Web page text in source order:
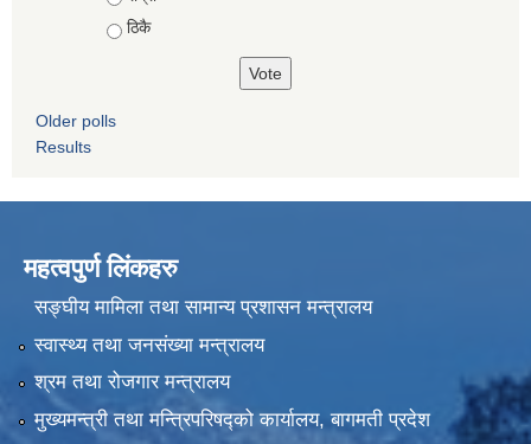
ठिकै
Older polls
Results
महत्वपुर्ण लिंकहरु
सङ्घीय मामिला तथा सामान्य प्रशासन मन्त्रालय
स्वास्थ्य तथा जनसंख्या मन्त्रालय
श्रम तथा रोजगार मन्त्रालय
मुख्यमन्त्री तथा मन्त्रिपरिषद्को कार्यालय, बागमती प्रदेश